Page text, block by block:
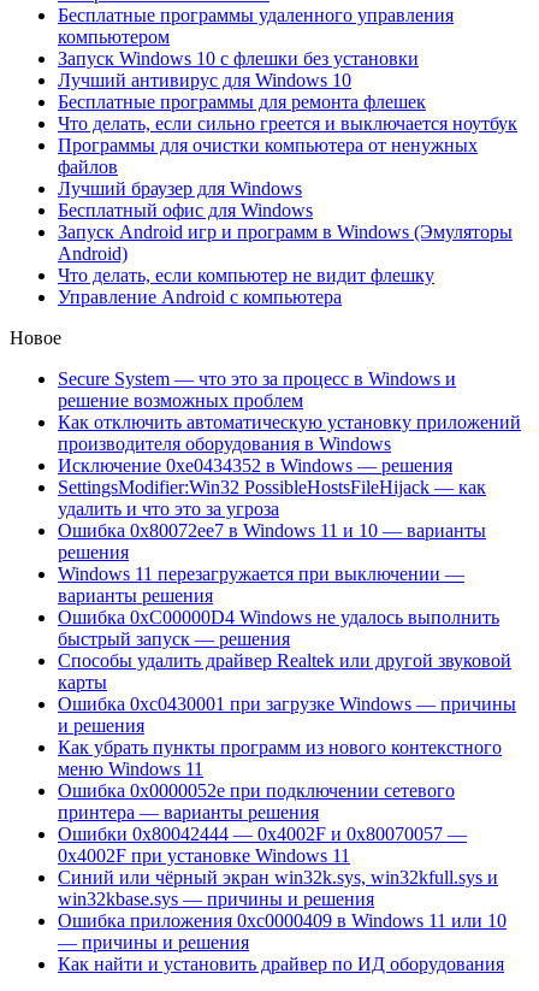
Бесплатные программы удаленного управления
компьютером
Запуск Windows 10 с флешки без установки
Лучший антивирус для Windows 10
Бесплатные программы для ремонта флешек
Что делать, если сильно греется и выключается ноутбук
Программы для очистки компьютера от ненужных
файлов
Лучший браузер для Windows
Бесплатный офис для Windows
Запуск Android игр и программ в Windows (Эмуляторы
Android)
Что делать, если компьютер не видит флешку
Управление Android с компьютера
Новое
Secure System — что это за процесс в Windows и
решение возможных проблем
Как отключить автоматическую установку приложений
производителя оборудования в Windows
Исключение 0xe0434352 в Windows — решения
SettingsModifier:Win32 PossibleHostsFileHijack — как
удалить и что это за угроза
Ошибка 0x80072ee7 в Windows 11 и 10 — варианты
решения
Windows 11 перезагружается при выключении —
варианты решения
Ошибка 0xC00000D4 Windows не удалось выполнить
быстрый запуск — решения
Способы удалить драйвер Realtek или другой звуковой
карты
Ошибка 0xc0430001 при загрузке Windows — причины
и решения
Как убрать пункты программ из нового контекстного
меню Windows 11
Ошибка 0x0000052e при подключении сетевого
принтера — варианты решения
Ошибки 0x80042444 — 0x4002F и 0x80070057 —
0x4002F при установке Windows 11
Синий или чёрный экран win32k.sys, win32kfull.sys и
win32kbase.sys — причины и решения
Ошибка приложения 0xc0000409 в Windows 11 или 10
— причины и решения
Как найти и установить драйвер по ИД оборудования